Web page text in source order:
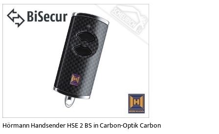
Hörmann Handsender HSE 2 BS in Carbon-Optik Carbon